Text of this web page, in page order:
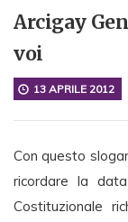
Arcigay
voi
13 APRILE 2012
Con questo
ricordare la
Costituzionale